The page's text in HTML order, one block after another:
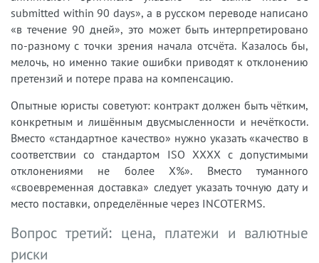
submitted within 90 days», а в русском переводе написано
«в течение 90 дней», это может быть интерпретировано
по-разному с точки зрения начала отсчёта. Казалось бы,
мелочь, но именно такие ошибки приводят к отклонению
претензий и потере права на компенсацию.
Опытные юристы советуют: контракт должен быть чётким,
конкретным и лишённым двусмысленности и нечёткости.
Вместо «стандартное качество» нужно указать «качество в
соответствии со стандартом ISO XXXX с допустимыми
отклонениями не более X%». Вместо туманного
«своевременная доставка» следует указать точную дату и
место поставки, определённые через INCOTERMS.
Вопрос третий: цена, платежи и валютные
риски